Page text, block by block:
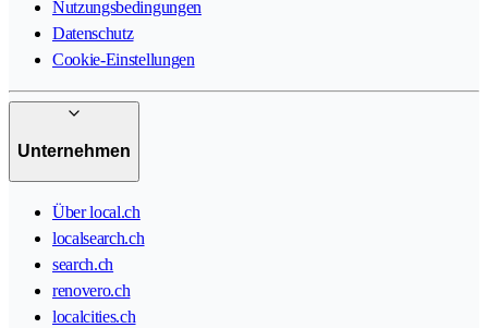
Nutzungsbedingungen
Datenschutz
Cookie-Einstellungen
Unternehmen
Über local.ch
localsearch.ch
search.ch
renovero.ch
localcities.ch